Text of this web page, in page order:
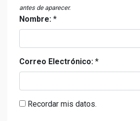
antes de aparecer.
Nombre: *
Correo Electrónico: *
Recordar mis datos.